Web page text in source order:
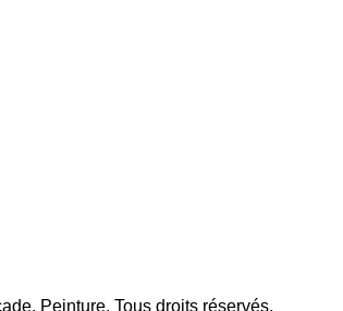
Peinture. Tous droits réservés.